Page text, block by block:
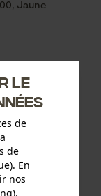
Jaune
le
de
de
En
nos